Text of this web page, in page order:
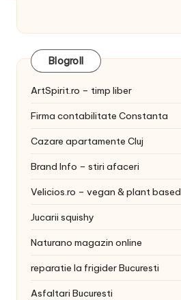
Blogroll
ArtSpirit.ro – timp liber
Firma contabilitate Constanta
Cazare apartamente Cluj
Brand Info – stiri afaceri
Velicios.ro – vegan & plant based
Jucarii squishy
Naturano magazin online
reparatie la frigider Bucuresti
Asfaltari Bucuresti